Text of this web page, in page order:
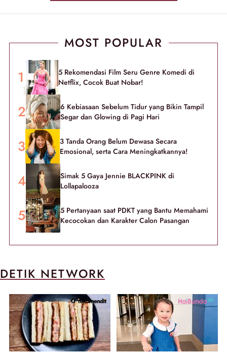
MOST POPULAR
5 Rekomendasi Film Seru Genre Komedi di
Netflix, Cocok Buat Nobar!
6 Kebiasaan Sebelum Tidur yang Bikin Tampil
Segar dan Glowing di Pagi Hari
3 Tanda Orang Belum Dewasa Secara
Emosional, serta Cara Meningkatkannya!
Simak 5 Gaya Jennie BLACKPINK di
Lollapalooza
5 Pertanyaan saat PDKT yang Bantu Memahami
Kecocokan dan Karakter Calon Pasangan
DETIK NETWORK